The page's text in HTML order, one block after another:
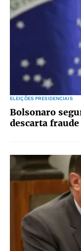
ELEIÇÕES PRESIDENCIAIS
Bolsonaro
descarta